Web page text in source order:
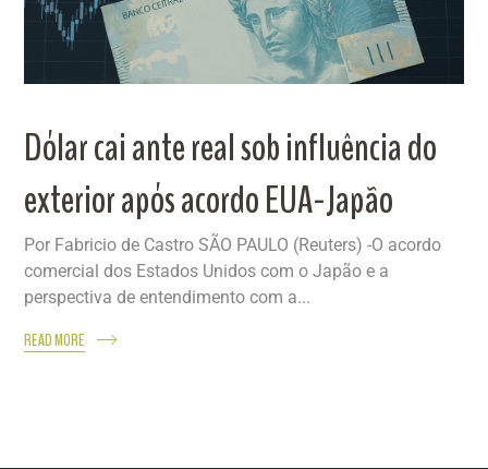
Dólar cai ante real sob influência do
exterior após acordo EUA-Japão
Por Fabricio de Castro SÃO PAULO (Reuters) -O acordo
comercial dos Estados Unidos com o Japão e a
perspectiva de entendimento com a...
READ MORE